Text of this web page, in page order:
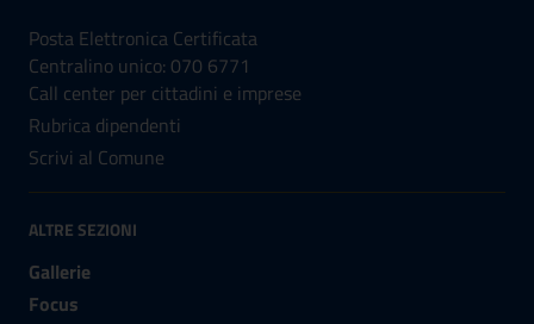
Posta Elettronica Certificata
Centralino unico: 070 6771
Call center per cittadini e imprese
Rubrica dipendenti
Scrivi al Comune
ALTRE SEZIONI
Gallerie
Focus